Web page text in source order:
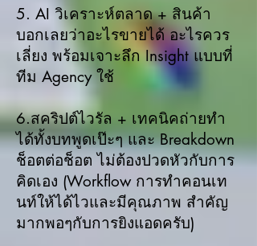
5. AI วิเคราะห์ตลาด + สินค้า
บอกเลยว่าอะไรขายได้ อะไรควร
เลี่ยง พร้อมเจาะลึก Insight แบบที่
ทีม Agency ใช้
6.สคริปต์ไวรัล + เทคนิคถ่ายทำ
ได้ทั้งบทพูดเป๊ะๆ และ Breakdown
ช็อตต่อช็อต ไม่ต้องปวดหัวกับการ
คิดเอง (Workflow การทำคอนเท
นท์ให้ได้ไวและมีคุณภาพ สำคัญ
มากพอๆกับการยิงแอดครับ)